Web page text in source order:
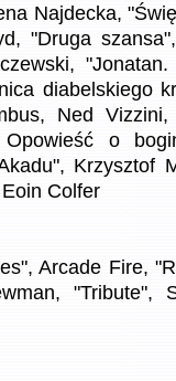
Najdecka,
"Druga
diabelskiego
Ned
Opowieść o
Krzysztof
Colfer
Arcade Fire,
"Tribute",